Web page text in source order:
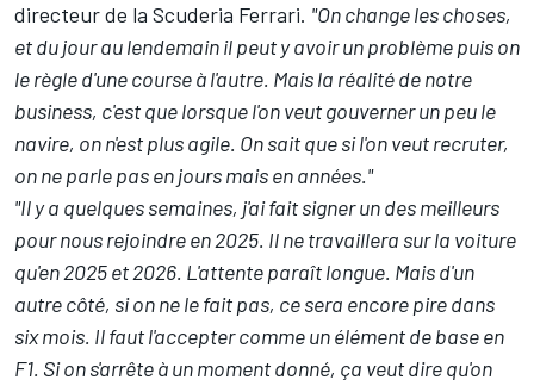
directeur de la Scuderia Ferrari. "On change les choses,
et du jour au lendemain il peut y avoir un problème puis on
le règle d'une course à l'autre. Mais la réalité de notre
business, c'est que lorsque l'on veut gouverner un peu le
navire, on n'est plus agile. On sait que si l'on veut recruter,
on ne parle pas en jours mais en années."
"Il y a quelques semaines, j'ai fait signer un des meilleurs
pour nous rejoindre en 2025. Il ne travaillera sur la voiture
qu'en 2025 et 2026. L'attente paraît longue. Mais d'un
autre côté, si on ne le fait pas, ce sera encore pire dans
six mois. Il faut l'accepter comme un élément de base en
F1. Si on s'arrête à un moment donné, ça veut dire qu'on